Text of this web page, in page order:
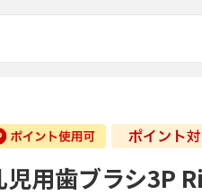
児用歯ブラシ3P